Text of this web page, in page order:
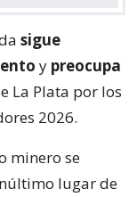
sigue
y preocupa
La Plata por los
2026.
minero se
lugar de